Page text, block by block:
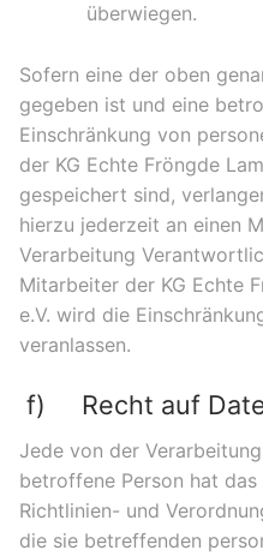
überwiegen.
Sofern eine der oben
gegeben ist und eine
Einschränkung von
der KG Echte Fröngde
gespeichert sind,
hierzu jederzeit an einen
Verarbeitung
Mitarbeiter der KG Echte
e.V. wird die
veranlassen.
f) Recht auf
Jede von der
betroffene Person hat
Richtlinien- und
die sie betreffenden